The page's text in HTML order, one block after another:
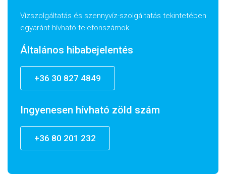
Vízszolgáltatás és szennyvíz-szolgáltatás tekintetében
egyaránt hívható telefonszámok
Általános hibabejelentés
+36 30 827 4849
Ingyenesen hívható zöld szám
+36 80 201 232